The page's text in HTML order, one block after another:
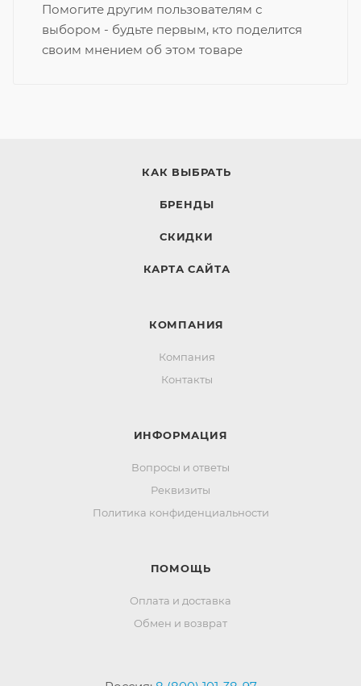
Помогите другим пользователям с
выбором - будьте первым, кто поделится
своим мнением об этом товаре
КАК ВЫБРАТЬ
БРЕНДЫ
СКИДКИ
КАРТА САЙТА
КОМПАНИЯ
Компания
Контакты
ИНФОРМАЦИЯ
Вопросы и ответы
Реквизиты
Политика конфиденциальности
ПОМОЩЬ
Оплата и доставка
Обмен и возврат